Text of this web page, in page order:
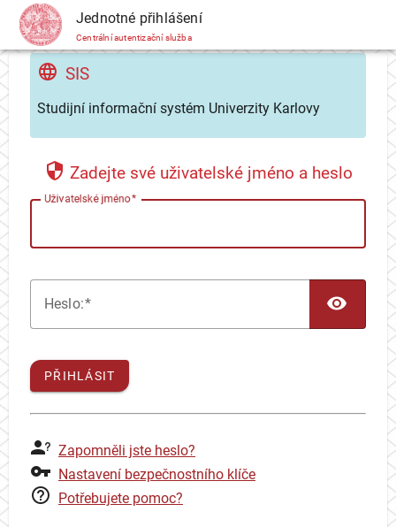
CAS Jednotné přihlášení
Centrální autentizační služba
SIS
Studijní informační systém Univerzity Karlovy
Zadejte své uživatelské jméno a heslo
Uživatelské jméno
Heslo:
PŘIHLÁSIT
Zapomněli jste heslo?
Nastavení bezpečnostního klíče
Potřebujete pomoc?